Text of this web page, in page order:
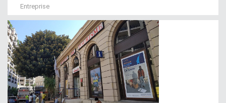
Entreprise